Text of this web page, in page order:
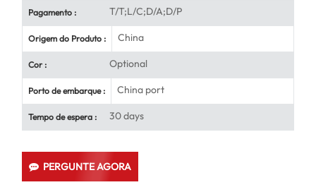
Pagamento : T/T;L/C;D/A;D/P
Origem do Produto : China
Cor : Optional
Porto de embarque : China port
Tempo de espera : 30 days
PERGUNTE AGORA